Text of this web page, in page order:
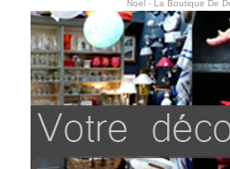
Noel - La Boutique De